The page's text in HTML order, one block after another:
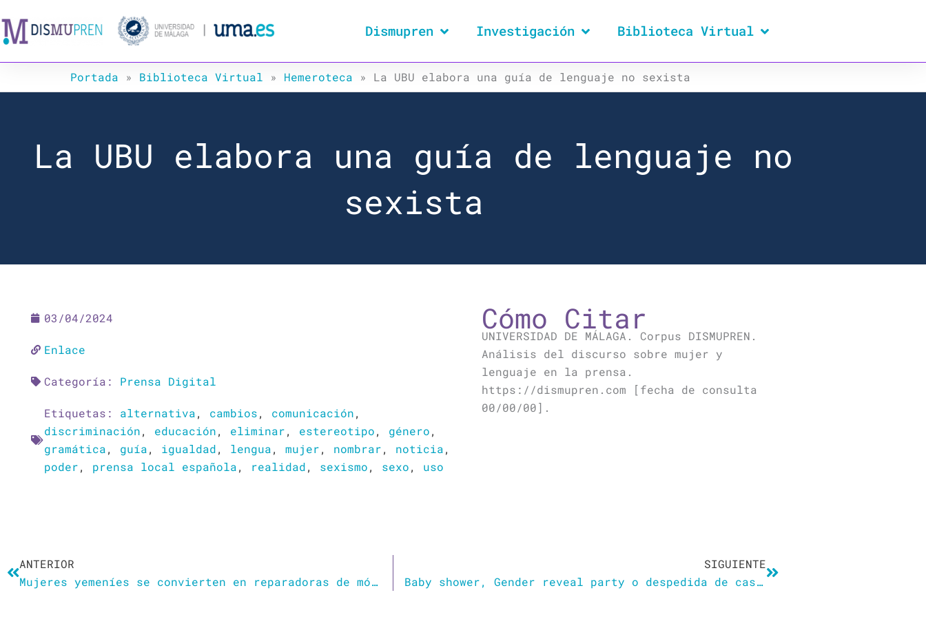
al
contenido
Dismupren Investigación Biblioteca Virtual
Portada » Biblioteca Virtual » Hemeroteca » La UBU elabora una guía de lenguaje no sexista
La UBU elabora una guía de lenguaje no
sexista
03/04/2024
Enlace
Categoría: Prensa Digital
Etiquetas: alternativa, cambios, comunicación,
discriminación, educación, eliminar, estereotipo, género,
gramática, guía, igualdad, lengua, mujer, nombrar, noticia,
poder, prensa local española, realidad, sexismo, sexo, uso
Cómo Citar
UNIVERSIDAD DE MÁLAGA. Corpus DISMUPREN.
Análisis del discurso sobre mujer y
lenguaje en la prensa.
https://dismupren.com [fecha de consulta
00/00/00].
ANTERIOR
Mujeres yemeníes se convierten en reparadoras de móviles para frenar la ‘sextorsión’
SIGUIENTE
Baby shower, Gender reveal party o despedida de casada. Manual de uso para las nuevas fiestas